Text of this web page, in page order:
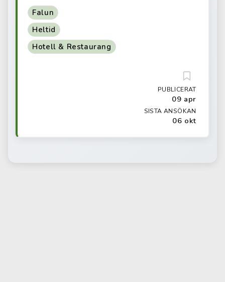
Falun
Heltid
Hotell & Restaurang
PUBLICERAT
09 apr
SISTA ANSÖKAN
06 okt